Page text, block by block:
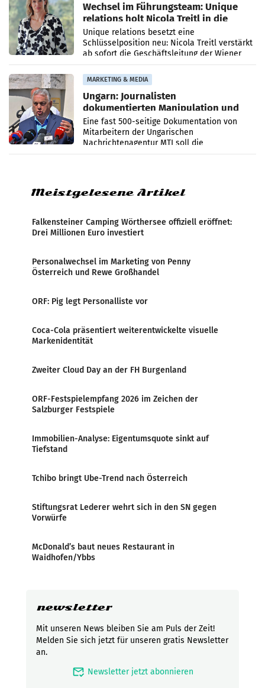
Wechsel im Führungsteam: Unique
relations holt Nicola Treitl in die
Geschäftsleitung
Unique relations besetzt eine
Schlüsselposition neu: Nicola Treitl verstärkt
ab sofort die Geschäftsleitung der Wiener
PR-Agentur an der Seite von Josef Kalina und
Anna Kalina-Mahr.
MARKETING & MEDIA
Ungarn: Journalisten
dokumentierten Manipulation und
Zensur
Eine fast 500-seitige Dokumentation von
Mitarbeitern der Ungarischen
Nachrichtenagentur MTI soll die
systematische Nachrichten-Manipulation und
Meistgelesene Artikel
Falkensteiner Camping Wörthersee offiziell eröffnet:
Drei Millionen Euro investiert
Personalwechsel im Marketing von Penny
Österreich und Rewe Großhandel
ORF: Pig legt Personalliste vor
Coca-Cola präsentiert weiterentwickelte visuelle
Markenidentität
Zweiter Cloud Day an der FH Burgenland
ORF-Festspielempfang 2026 im Zeichen der
Salzburger Festspiele
Immobilien-Analyse: Eigentumsquote sinkt auf
Tiefstand
Tchibo bringt Ube-Trend nach Österreich
Stiftungsrat Lederer wehrt sich in den SN gegen
Vorwürfe
McDonald’s baut neues Restaurant in
Waidhofen/Ybbs
newsletter
Mit unseren News bleiben Sie am Puls der Zeit!
Melden Sie sich jetzt für unseren gratis Newsletter
an.
mark_email_read Newsletter jetzt abonnieren